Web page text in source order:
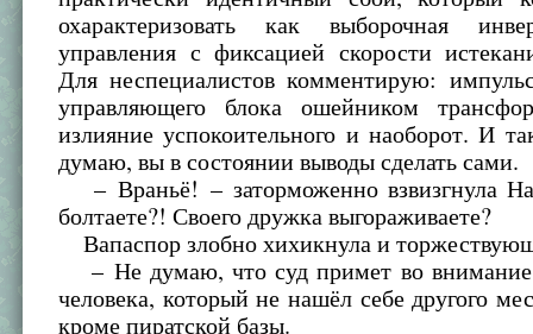
охарактеризовать как выборочная
управления с фиксацией скорости
Для неспециалистов комментирую:
управляющего блока ошейником
излияние успокоительного и наоборот. И
думаю, вы в состоянии выводы сделать сами.
– Враньё! – заторможенно взвизгнула
болтаете?! Своего дружка выгораживаете?
Вапаспор злобно хихикнула и
– Не думаю, что суд примет во внимание
человека, который не нашёл себе другого
кроме пиратской базы.